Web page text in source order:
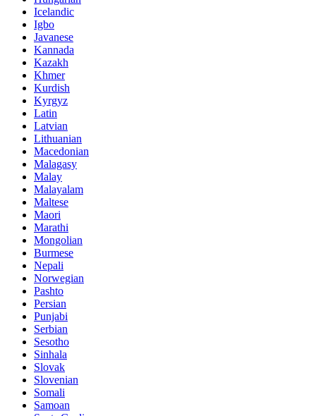
Icelandic
Igbo
Javanese
Kannada
Kazakh
Khmer
Kurdish
Kyrgyz
Latin
Latvian
Lithuanian
Macedonian
Malagasy
Malay
Malayalam
Maltese
Maori
Marathi
Mongolian
Burmese
Nepali
Norwegian
Pashto
Persian
Punjabi
Serbian
Sesotho
Sinhala
Slovak
Slovenian
Somali
Samoan